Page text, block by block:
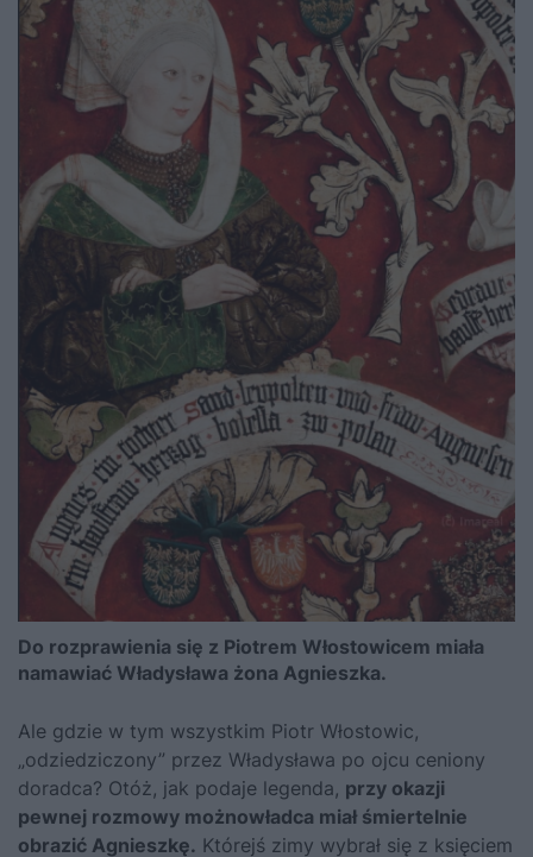
Do rozprawienia się z Piotrem Włostowicem miała
namawiać Władysława żona Agnieszka.
Ale gdzie w tym wszystkim Piotr Włostowic,
„odziedziczony” przez Władysława po ojcu ceniony
doradca? Otóż, jak podaje legenda, przy okazji
pewnej rozmowy możnowładca miał śmiertelnie
obrazić Agnieszkę. Którejś zimy wybrał się z księciem